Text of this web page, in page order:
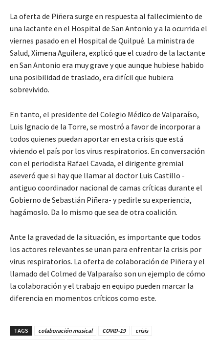
La oferta de Piñera surge en respuesta al fallecimiento de
una lactante en el Hospital de San Antonio y a la ocurrida el
viernes pasado en el Hospital de Quilpué. La ministra de
Salud, Ximena Aguilera, explicó que el cuadro de la lactante
en San Antonio era muy grave y que aunque hubiese habido
una posibilidad de traslado, era difícil que hubiera
sobrevivido.
En tanto, el presidente del Colegio Médico de Valparaíso,
Luis Ignacio de la Torre, se mostró a favor de incorporar a
todos quienes puedan aportar en esta crisis que está
viviendo el país por los virus respiratorios. En conversación
con el periodista Rafael Cavada, el dirigente gremial
aseveró que si hay que llamar al doctor Luis Castillo -
antiguo coordinador nacional de camas críticas durante el
Gobierno de Sebastián Piñera- y pedirle su experiencia,
hagámoslo. Da lo mismo que sea de otra coalición.
Ante la gravedad de la situación, es importante que todos
los actores relevantes se unan para enfrentar la crisis por
virus respiratorios. La oferta de colaboración de Piñera y el
llamado del Colmed de Valparaíso son un ejemplo de cómo
la colaboración y el trabajo en equipo pueden marcar la
diferencia en momentos críticos como este.
TAGS colaboración musical COVID-19 crisis